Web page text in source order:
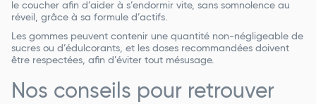
le coucher afin d’aider à s’endormir vite, sans somnolence au
réveil, grâce à sa formule d’actifs.
Les gommes peuvent contenir une quantité non-négligeable de
sucres ou d’édulcorants, et les doses recommandées doivent
être respectées, afin d’éviter tout mésusage.
Nos conseils pour retrouver